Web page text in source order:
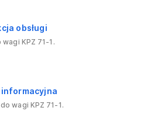
obsługi
KPZ 71-1.
informacyjna
wagi KPZ 71-1.